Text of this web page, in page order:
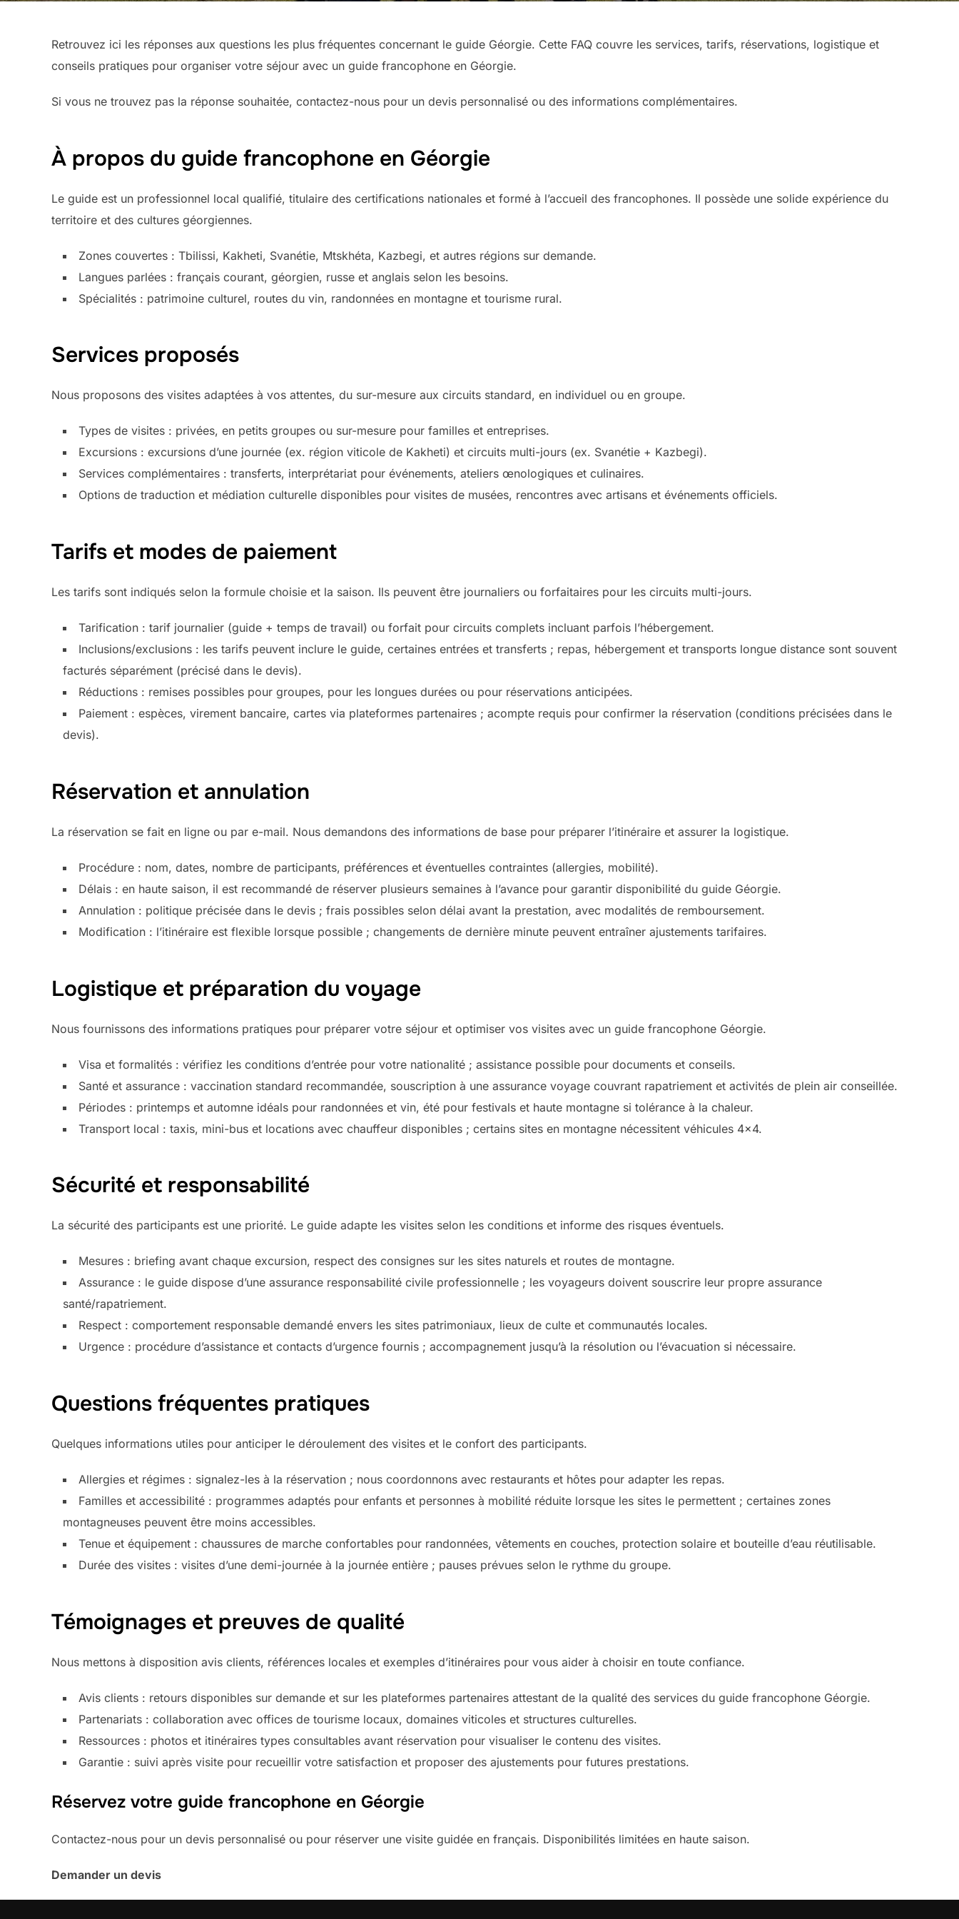
Retrouvez ici les réponses aux questions les plus fréquentes concernant le guide Géorgie. Cette FAQ couvre les services, tarifs, réservations, logistique et
conseils pratiques pour organiser votre séjour avec un guide francophone en Géorgie.
Si vous ne trouvez pas la réponse souhaitée, contactez-nous pour un devis personnalisé ou des informations complémentaires.
À propos du guide francophone en Géorgie
Le guide est un professionnel local qualifié, titulaire des certifications nationales et formé à l’accueil des francophones. Il possède une solide expérience du
territoire et des cultures géorgiennes.
Zones couvertes : Tbilissi, Kakheti, Svanétie, Mtskhéta, Kazbegi, et autres régions sur demande.
Langues parlées : français courant, géorgien, russe et anglais selon les besoins.
Spécialités : patrimoine culturel, routes du vin, randonnées en montagne et tourisme rural.
Services proposés
Nous proposons des visites adaptées à vos attentes, du sur-mesure aux circuits standard, en individuel ou en groupe.
Types de visites : privées, en petits groupes ou sur-mesure pour familles et entreprises.
Excursions : excursions d’une journée (ex. région viticole de Kakheti) et circuits multi-jours (ex. Svanétie + Kazbegi).
Services complémentaires : transferts, interprétariat pour événements, ateliers œnologiques et culinaires.
Options de traduction et médiation culturelle disponibles pour visites de musées, rencontres avec artisans et événements officiels.
Tarifs et modes de paiement
Les tarifs sont indiqués selon la formule choisie et la saison. Ils peuvent être journaliers ou forfaitaires pour les circuits multi-jours.
Tarification : tarif journalier (guide + temps de travail) ou forfait pour circuits complets incluant parfois l’hébergement.
Inclusions/exclusions : les tarifs peuvent inclure le guide, certaines entrées et transferts ; repas, hébergement et transports longue distance sont souvent
facturés séparément (précisé dans le devis).
Réductions : remises possibles pour groupes, pour les longues durées ou pour réservations anticipées.
Paiement : espèces, virement bancaire, cartes via plateformes partenaires ; acompte requis pour confirmer la réservation (conditions précisées dans le
devis).
Réservation et annulation
La réservation se fait en ligne ou par e-mail. Nous demandons des informations de base pour préparer l’itinéraire et assurer la logistique.
Procédure : nom, dates, nombre de participants, préférences et éventuelles contraintes (allergies, mobilité).
Délais : en haute saison, il est recommandé de réserver plusieurs semaines à l’avance pour garantir disponibilité du guide Géorgie.
Annulation : politique précisée dans le devis ; frais possibles selon délai avant la prestation, avec modalités de remboursement.
Modification : l’itinéraire est flexible lorsque possible ; changements de dernière minute peuvent entraîner ajustements tarifaires.
Logistique et préparation du voyage
Nous fournissons des informations pratiques pour préparer votre séjour et optimiser vos visites avec un guide francophone Géorgie.
Visa et formalités : vérifiez les conditions d’entrée pour votre nationalité ; assistance possible pour documents et conseils.
Santé et assurance : vaccination standard recommandée, souscription à une assurance voyage couvrant rapatriement et activités de plein air conseillée.
Périodes : printemps et automne idéals pour randonnées et vin, été pour festivals et haute montagne si tolérance à la chaleur.
Transport local : taxis, mini-bus et locations avec chauffeur disponibles ; certains sites en montagne nécessitent véhicules 4×4.
Sécurité et responsabilité
La sécurité des participants est une priorité. Le guide adapte les visites selon les conditions et informe des risques éventuels.
Mesures : briefing avant chaque excursion, respect des consignes sur les sites naturels et routes de montagne.
Assurance : le guide dispose d’une assurance responsabilité civile professionnelle ; les voyageurs doivent souscrire leur propre assurance
santé/rapatriement.
Respect : comportement responsable demandé envers les sites patrimoniaux, lieux de culte et communautés locales.
Urgence : procédure d’assistance et contacts d’urgence fournis ; accompagnement jusqu’à la résolution ou l’évacuation si nécessaire.
Questions fréquentes pratiques
Quelques informations utiles pour anticiper le déroulement des visites et le confort des participants.
Allergies et régimes : signalez-les à la réservation ; nous coordonnons avec restaurants et hôtes pour adapter les repas.
Familles et accessibilité : programmes adaptés pour enfants et personnes à mobilité réduite lorsque les sites le permettent ; certaines zones
montagneuses peuvent être moins accessibles.
Tenue et équipement : chaussures de marche confortables pour randonnées, vêtements en couches, protection solaire et bouteille d’eau réutilisable.
Durée des visites : visites d’une demi-journée à la journée entière ; pauses prévues selon le rythme du groupe.
Témoignages et preuves de qualité
Nous mettons à disposition avis clients, références locales et exemples d’itinéraires pour vous aider à choisir en toute confiance.
Avis clients : retours disponibles sur demande et sur les plateformes partenaires attestant de la qualité des services du guide francophone Géorgie.
Partenariats : collaboration avec offices de tourisme locaux, domaines viticoles et structures culturelles.
Ressources : photos et itinéraires types consultables avant réservation pour visualiser le contenu des visites.
Garantie : suivi après visite pour recueillir votre satisfaction et proposer des ajustements pour futures prestations.
Réservez votre guide francophone en Géorgie
Contactez-nous pour un devis personnalisé ou pour réserver une visite guidée en français. Disponibilités limitées en haute saison.
Demander un devis